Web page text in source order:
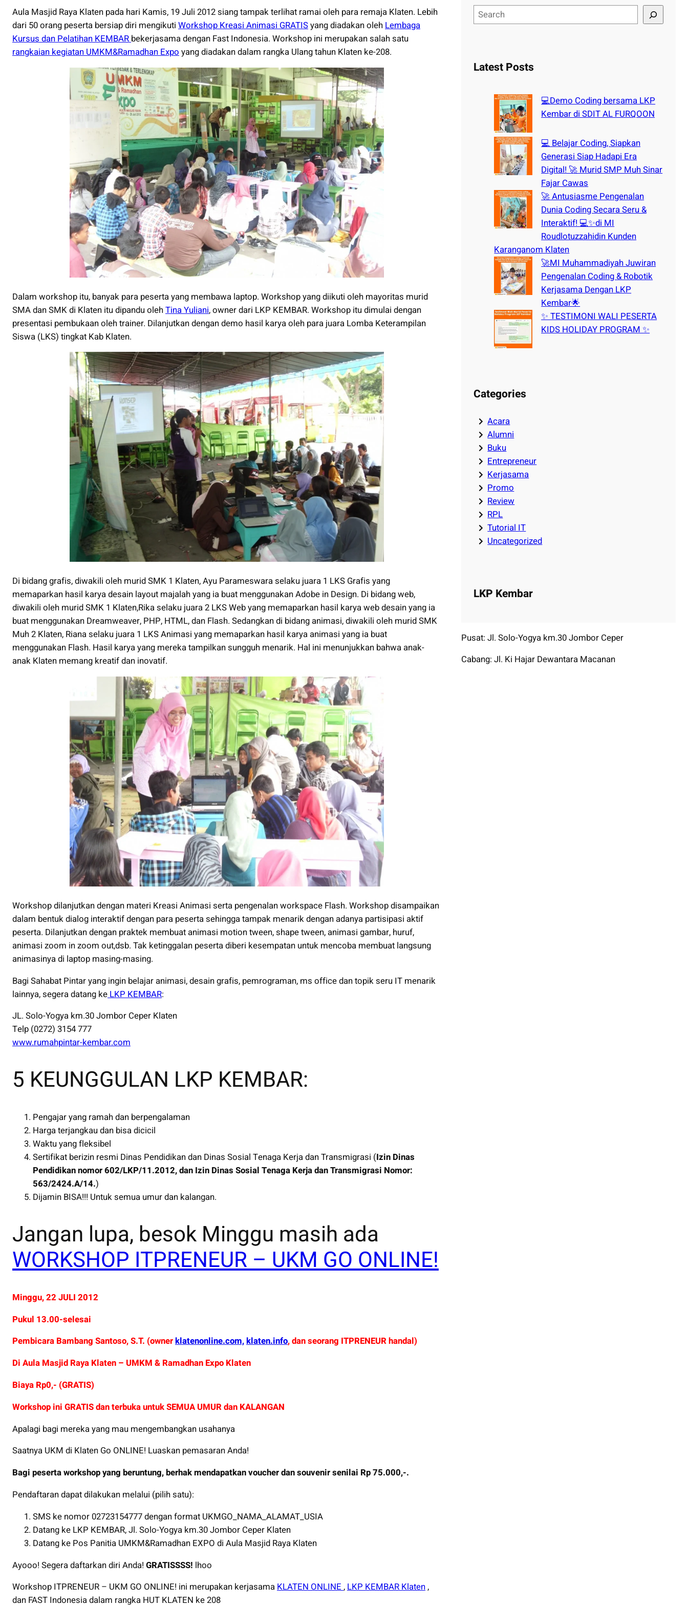
Aula Masjid Raya Klaten pada hari Kamis, 19 Juli 2012 siang tampak terlihat ramai oleh para remaja Klaten. Lebih
dari 50 orang peserta bersiap diri mengikuti Workshop Kreasi Animasi GRATISyang diadakan oleh Lembaga
Kursus dan Pelatihan KEMBAR bekerjasama dengan Fast Indonesia. Workshop ini merupakan salah satu
rangkaian kegiatan UMKM&Ramadhan Expo yang diadakan dalam rangka Ulang tahun Klaten ke-208.
Dalam workshop itu, banyak para peserta yang membawa laptop. Workshop yang diikuti oleh mayoritas murid
SMA dan SMK di Klaten itu dipandu olehTina Yuliani, owner dari LKP KEMBAR. Workshop itu dimulai dengan
presentasi pembukaan oleh trainer. Dilanjutkan dengan demo hasil karya oleh para juara Lomba Keterampilan
Siswa (LKS) tingkat Kab Klaten.
Di bidang grafis, diwakili oleh murid SMK 1 Klaten, Ayu Parameswara selaku juara 1 LKS Grafis yang
memaparkan hasil karya desain layout majalah yang ia buat menggunakan Adobe in Design. Di bidang web,
diwakili oleh murid SMK 1 Klaten,Rika selaku juara 2 LKS Web yang memaparkan hasil karya web desain yang ia
buat menggunakan Dreamweaver, PHP, HTML, dan Flash. Sedangkan di bidang animasi, diwakili oleh murid SMK
Muh 2 Klaten, Riana selaku juara 1 LKS Animasi yang memaparkan hasil karya animasi yang ia buat
menggunakan Flash. Hasil karya yang mereka tampilkan sungguh menarik. Hal ini menunjukkan bahwa anak-
anak Klaten memang kreatif dan inovatif.
Workshop dilanjutkan dengan materi Kreasi Animasi serta pengenalan workspace Flash. Workshop disampaikan
dalam bentuk dialog interaktif dengan para peserta sehingga tampak menarik dengan adanya partisipasi aktif
peserta. Dilanjutkan dengan praktek membuat animasi motion tween, shape tween, animasi gambar, huruf,
animasi zoom in zoom out,dsb. Tak ketinggalan peserta diberi kesempatan untuk mencoba membuat langsung
animasinya di laptop masing-masing.
Bagi Sahabat Pintar yang ingin belajar animasi, desain grafis, pemrograman, ms office dan topik seru IT menarik
lainnya, segera datang ke LKP KEMBAR:
JL. Solo-Yogya km.30 Jombor Ceper Klaten
Telp (0272) 3154 777
www.rumahpintar-kembar.com
5 KEUNGGULAN LKP KEMBAR:
Pengajar yang ramah dan berpengalaman
Harga terjangkau dan bisa dicicil
Waktu yang fleksibel
Sertifikat berizin resmi Dinas Pendidikan dan Dinas Sosial Tenaga Kerja dan Transmigrasi (Izin Dinas
Pendidikan nomor 602/LKP/11.2012, dan Izin Dinas Sosial Tenaga Kerja dan Transmigrasi Nomor:
563/2424.A/14.)
Dijamin BISA!!! Untuk semua umur dan kalangan.
Jangan lupa, besok Minggu masih ada
WORKSHOP ITPRENEUR – UKM GO ONLINE!
Minggu, 22 JULI 2012
Pukul 13.00-selesai
Pembicara Bambang Santoso, S.T. (ownerklatenonline.com,klaten.info, dan seorang ITPRENEUR handal)
Di Aula Masjid Raya Klaten – UMKM & Ramadhan Expo Klaten
Biaya Rp0,- (GRATIS)
Workshop ini GRATIS dan terbuka untuk SEMUA UMUR dan KALANGAN
Apalagi bagi mereka yang mau mengembangkan usahanya
Saatnya UKM di Klaten Go ONLINE! Luaskan pemasaran Anda!
Bagi peserta workshop yang beruntung, berhak mendapatkan voucher dan souvenir senilai Rp 75.000,-.
Pendaftaran dapat dilakukan melalui (pilih satu):
SMS ke nomor 02723154777 dengan format UKMGO_NAMA_ALAMAT_USIA
Datang ke LKP KEMBAR, Jl. Solo-Yogya km.30 Jombor Ceper Klaten
Datang ke Pos Panitia UMKM&Ramadhan EXPO di Aula Masjid Raya Klaten
Ayooo! Segera daftarkan diri Anda! GRATISSSS! lhoo
Workshop ITPRENEUR – UKM GO ONLINE! ini merupakan kerjasamaKLATEN ONLINE,LKP KEMBAR Klaten,
dan FAST Indonesia dalam rangka HUT KLATEN ke 208
e
cLatest Posts
💻Demo Coding bersama LKP
Kembar di SDIT AL FURQOON
💻 Belajar Coding, Siapkan
Generasi Siap Hadapi Era
Digital! 🚀 Murid SMP Muh Sinar
Fajar Cawas
🚀 Antusiasme Pengenalan
Dunia Coding Secara Seru &
Interaktif! 💻✨di MI
Roudlotuzzahidin Kunden
Karanganom Klaten
🚀MI Muhammadiyah Juwiran
Pengenalan Coding & Robotik
Kerjasama Dengan LKP
Kembar🌟
✨ TESTIMONI WALI PESERTA
KIDS HOLIDAY PROGRAM ✨
Categories
Acara
Alumni
Buku
Entrepreneur
Kerjasama
Promo
Review
RPL
Tutorial IT
Uncategorized
LKP Kembar
Pusat: Jl. Solo-Yogya km.30 Jombor Ceper
Cabang: Jl. Ki Hajar Dewantara Macanan